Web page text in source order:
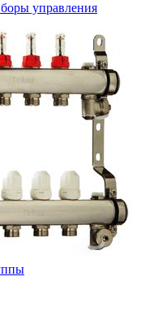
управления